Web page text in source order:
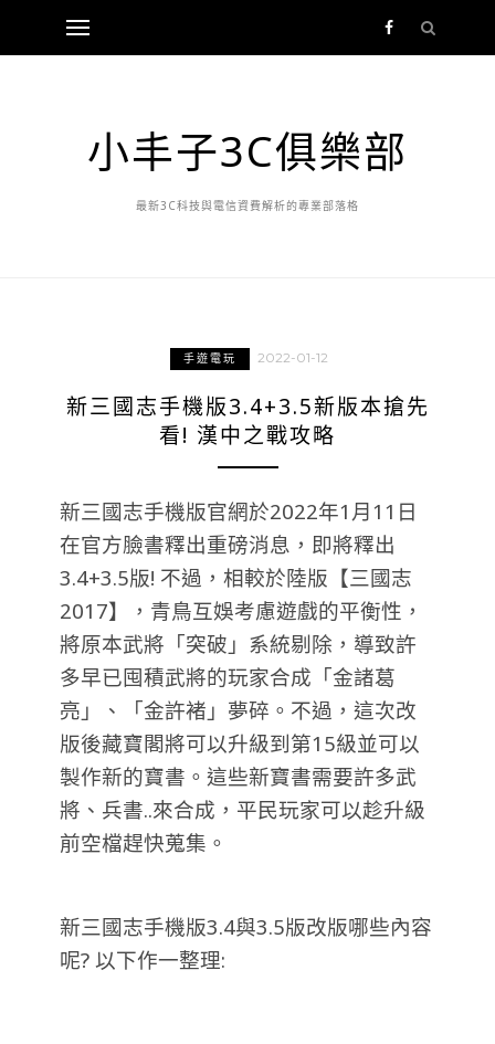
小丰子3C俱樂部
最新3C科技與電信資費解析的專業部落格
手遊電玩 2022-01-12
新三國志手機版3.4+3.5新版本搶先
看! 漢中之戰攻略
新三國志手機版官網於2022年1月11日
在官方臉書釋出重磅消息，即將釋出
3.4+3.5版! 不過，相較於陸版【三國志
2017】，青鳥互娛考慮遊戲的平衡性，
將原本武將「突破」系統剔除，導致許
多早已囤積武將的玩家合成「金諸葛
亮」、「金許褚」夢碎。不過，這次改
版後藏寶閣將可以升級到第15級並可以
製作新的寶書。這些新寶書需要許多武
將、兵書..來合成，平民玩家可以趁升級
前空檔趕快蒐集。
新三國志手機版3.4與3.5版改版哪些內容
呢? 以下作一整理: